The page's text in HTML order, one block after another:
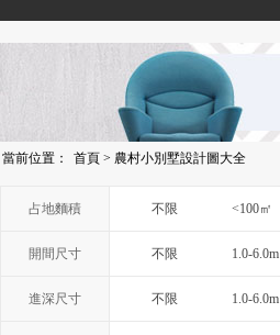
當前位置： 首頁 > 農村小別墅設計圖大全
占地麵積 不限 <100㎡
開間尺寸 不限 1.0-6.0m
進深尺寸 不限 1.0-6.0m